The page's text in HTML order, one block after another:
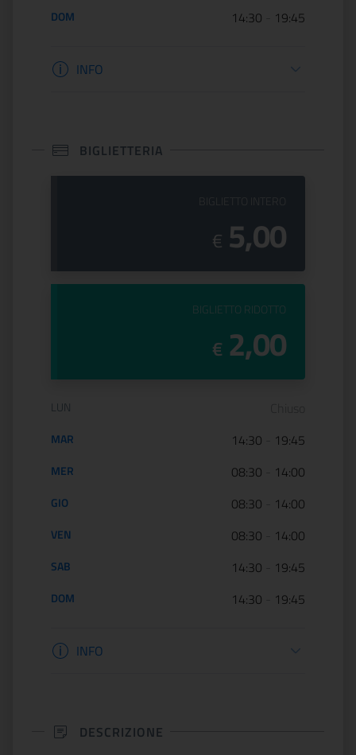
DOM 14:30 19:45
Informazioni apertura
INFO
BIGLIETTERIA
€ 5,00
PREZZO DEL
BIGLIETTO RIDOTTO
€ 2,00
Orario di apertura:
LUN
MAR 14:30 19:45
MER 08:30 14:00
GIO 08:30 14:00
VEN 08:30 14:00
SAB 14:30 19:45
DOM 14:30 19:45
Informazioni biglietteria
INFO
DESCRIZIONE